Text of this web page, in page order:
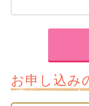
お申し込み